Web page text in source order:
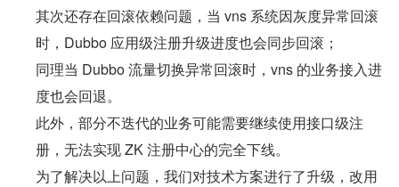
其次还存在回滚依赖问题，当 vns 系统因灰度异常回滚
时，Dubbo 应用级注册升级进度也会同步回滚；
同理当 Dubbo 流量切换异常回滚时，vns 的业务接入进
度也会回退。
此外，部分不迭代的业务可能需要继续使用接口级注
册，无法实现 ZK 注册中心的完全下线。
为了解决以上问题，我们对技术方案进行了升级，改用